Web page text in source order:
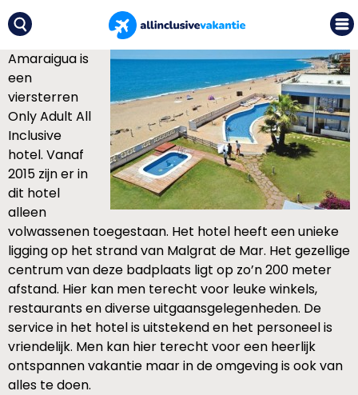
Amaraigua is
een
viersterren
Only Adult All
Inclusive
hotel. Vanaf
2015 zijn er in
dit hotel
alleen
volwassenen toegestaan. Het hotel heeft een unieke
ligging op het strand van Malgrat de Mar. Het gezellige
centrum van deze badplaats ligt op zo’n 200 meter
afstand. Hier kan men terecht voor leuke winkels,
restaurants en diverse uitgaansgelegenheden. De
service in het hotel is uitstekend en het personeel is
vriendelijk. Men kan hier terecht voor een heerlijk
ontspannen vakantie maar in de omgeving is ook van
alles te doen.